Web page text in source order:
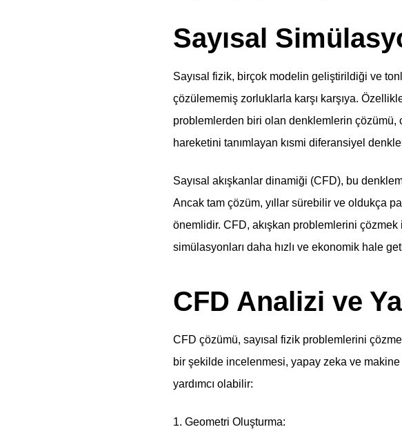
Sayısal
Sayısal fizik, birçok modelin geliştirildiği ve
çözülememiş zorluklarla karşı karşıya.
problemlerden biri olan denklemlerin çözümü,
hareketini tanımlayan kısmi diferansiyel
Sayısal akışkanlar dinamiği (CFD), bu
Ancak tam çözüm, yıllar sürebilir ve oldukça
önemlidir. CFD, akışkan problemlerini
simülasyonları daha hızlı ve ekonomik hale
CFD Analizi ve
CFD çözümü, sayısal fizik problemlerini
bir şekilde incelenmesi, yapay zeka ve
yardımcı olabilir:
1. Geometri Oluşturma: